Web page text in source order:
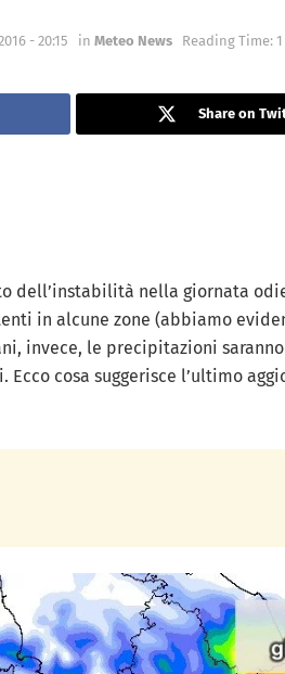
- 20:15 in Meteo News Reading Time:
Share on
dell’instabilità nella giornata
in alcune zone (abbiamo
invece, le precipitazioni
cosa suggerisce l’ultimo